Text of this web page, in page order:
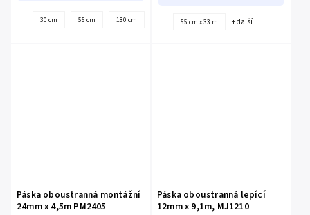
30 cm 55 cm 180 cm 140 cm
další
55 cm x 33 m + další
Páska oboustranná montážní
24mm x 4,5m PM2405
Páska oboustranná lepící
12mm x 9,1m, MJ1210